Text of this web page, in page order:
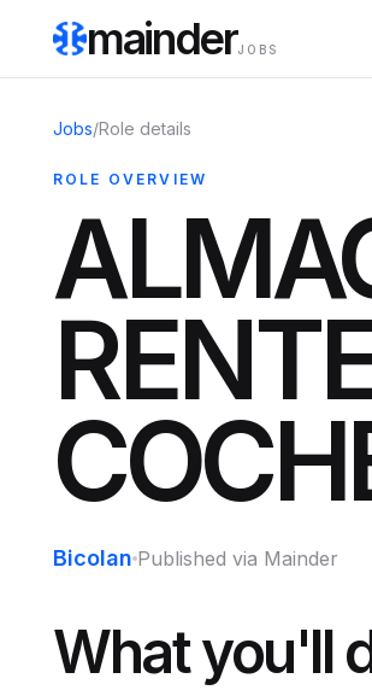
mainderJOBS
Jobs/Role details
ROLE OVERVIEW
Bicolan Published via Mainder
What you'll